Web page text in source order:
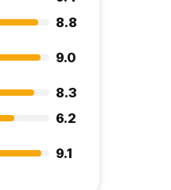
8.8
9.0
8.3
6.2
9.1